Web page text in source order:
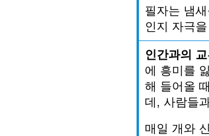
필자는 냄
인지
자극을
인간과의
에 흥미를
해 들어올 때
데 , 사람들
매일 개와